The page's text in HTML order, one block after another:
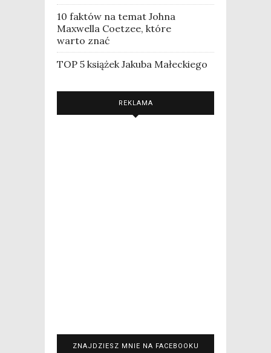
10 faktów na temat Johna
Maxwella Coetzee, które
warto znać
TOP 5 książek Jakuba Małeckiego
REKLAMA
ZNAJDZIESZ MNIE NA FACEBOOKU